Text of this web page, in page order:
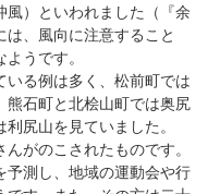
風）といわれました（『余
、風向に注意すること
うです。
いる例は多く、松前町では
熊石町と北桧山町では奥尻
尻山を見ていました。
がのこされたものです。
予測し、地域の運動会や行